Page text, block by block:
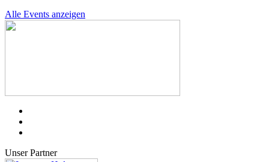
Alle Events anzeigen
Unser Partner